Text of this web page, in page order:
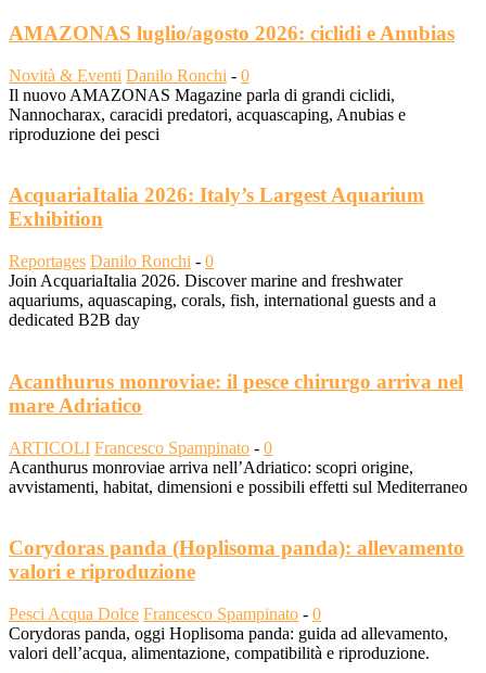
AMAZONAS luglio/agosto 2026: ciclidi e Anubias
Novità & Eventi Danilo Ronchi - 0
Il nuovo AMAZONAS Magazine parla di grandi ciclidi,
Nannocharax, caracidi predatori, acquascaping, Anubias e
riproduzione dei pesci
AcquariaItalia 2026: Italy’s Largest Aquarium
Exhibition
Reportages Danilo Ronchi - 0
Join AcquariaItalia 2026. Discover marine and freshwater
aquariums, aquascaping, corals, fish, international guests and a
dedicated B2B day
Acanthurus monroviae: il pesce chirurgo arriva nel
mare Adriatico
ARTICOLI Francesco Spampinato - 0
Acanthurus monroviae arriva nell’Adriatico: scopri origine,
avvistamenti, habitat, dimensioni e possibili effetti sul Mediterraneo
Corydoras panda (Hoplisoma panda): allevamento
valori e riproduzione
Pesci Acqua Dolce Francesco Spampinato - 0
Corydoras panda, oggi Hoplisoma panda: guida ad allevamento,
valori dell’acqua, alimentazione, compatibilità e riproduzione.